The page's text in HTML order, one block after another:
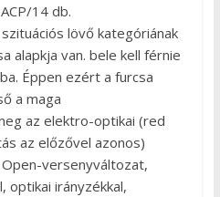
14 db.
lövő kategóriának
alapkja van. bele kell férnie
Éppen ezért a furcsa
a maga
az elektro-optikai (red
az előzővel azonos)
versenyváltozat,
optikai irányzékkal,